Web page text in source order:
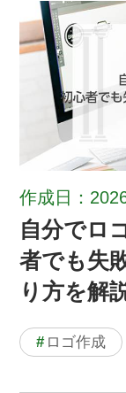
作成日：
自分でロ
者でも失
り方を解
# ロゴ作成